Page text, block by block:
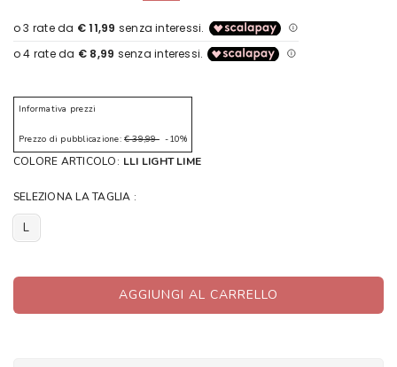
Informativa prezzi
Prezzo di pubblicazione: € 39,99-10%
COLORE ARTICOLO: LLI LIGHT LIME
SELEZIONA LA TAGLIA :
L
AGGIUNGI AL CARRELLO